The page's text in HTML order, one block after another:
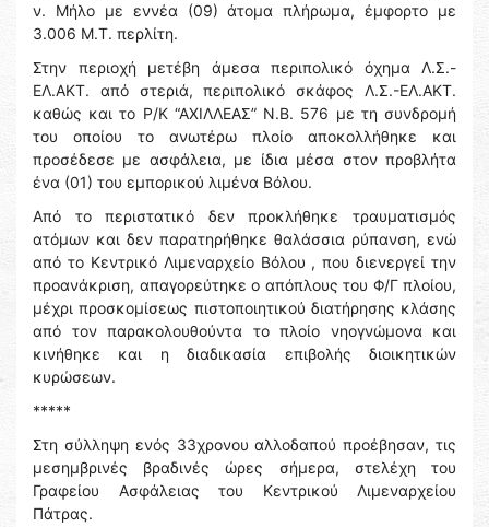
ν. Μήλο με εννέα (09) άτομα πλήρωμα, έμφορτο με
3.006 Μ.Τ. περλίτη.
Στην περιοχή μετέβη άμεσα περιπολικό όχημα Λ.Σ.-
ΕΛ.ΑΚΤ. από στεριά, περιπολικό σκάφος Λ.Σ.-ΕΛ.ΑΚΤ.
καθώς και το Ρ/Κ “ΑΧΙΛΛΕΑΣ” Ν.Β. 576 με τη συνδρομή
του οποίου το ανωτέρω πλοίο αποκολλήθηκε και
προσέδεσε με ασφάλεια, με ίδια μέσα στον προβλήτα
ένα (01) του εμπορικού λιμένα Βόλου.
Από το περιστατικό δεν προκλήθηκε τραυματισμός
ατόμων και δεν παρατηρήθηκε θαλάσσια ρύπανση, ενώ
από το Κεντρικό Λιμεναρχείο Βόλου , που διενεργεί την
προανάκριση, απαγορεύτηκε ο απόπλους του Φ/Γ πλοίου,
μέχρι προσκομίσεως πιστοποιητικού διατήρησης κλάσης
από τον παρακολουθούντα το πλοίο νηογνώμονα και
κινήθηκε και η διαδικασία επιβολής διοικητικών
κυρώσεων.
*****
Στη σύλληψη ενός 33χρονου αλλοδαπού προέβησαν, τις
μεσημβρινές βραδινές ώρες σήμερα, στελέχη του
Γραφείου Ασφάλειας του Κεντρικού Λιμεναρχείου
Πάτρας.